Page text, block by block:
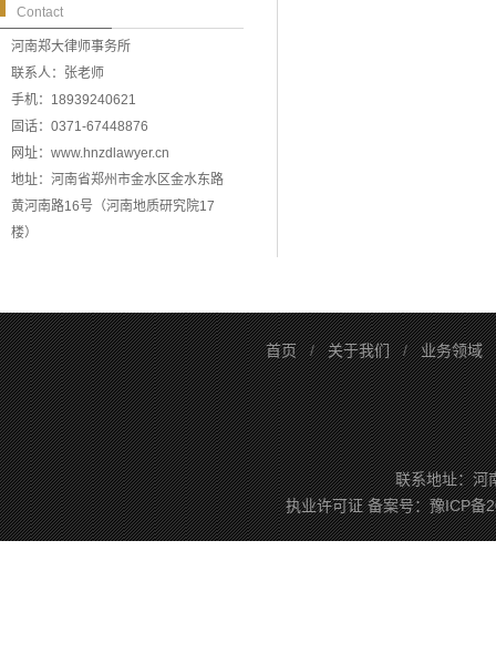
Contact
河南郑大律师事务所
联系人：张老师
手机：18939240621
固话：0371-67448876
网址：www.hnzdlawyer.cn
地址：河南省郑州市金水区金水东路
黄河南路16号（河南地质研究院17
楼）
首页/关于我们/业务领域
联系地址：河南
执业许可证备案号：豫ICP备